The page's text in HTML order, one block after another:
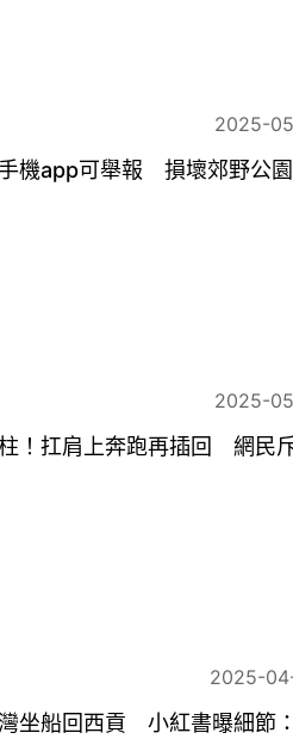
2025-
機app可舉報 損壞郊野公園
2025-
！扛肩上奔跑再插回 網民
2025-
坐船回西貢 小紅書曝細節